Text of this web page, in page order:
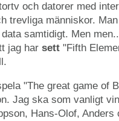
och datorer med
trevliga människor.
samtidigt. Men
jag har sett "Fifth
"The great game of
Jag ska som vanligt
Hans-Olof, Anders